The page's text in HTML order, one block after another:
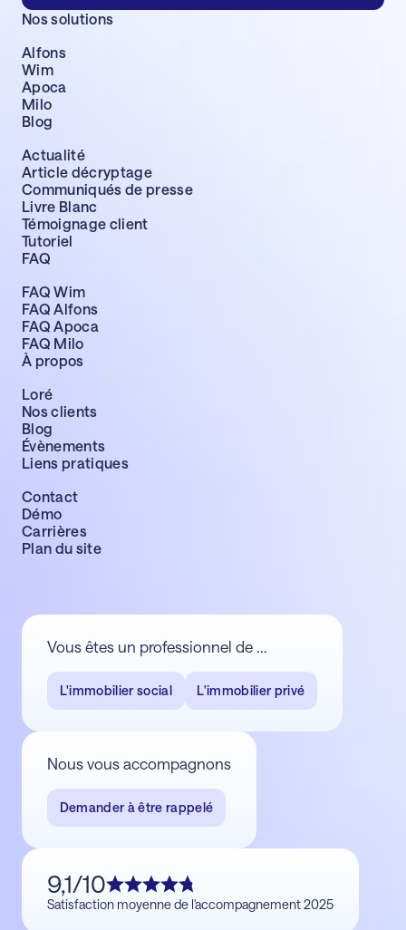
Nos solutions
Alfons
Wim
Apoca
Milo
Blog
Actualité
Article décryptage
Communiqués de presse
Livre Blanc
Témoignage client
Tutoriel
FAQ
FAQ Wim
FAQ Alfons
FAQ Apoca
FAQ Milo
À propos
Loré
Nos clients
Blog
Évènements
Liens pratiques
Contact
Démo
Carrières
Plan du site
Vous êtes un professionnel de ...
L'immobilier social L'immobilier privé
Nous vous accompagnons
Demander à être rappelé
9,1/10
Satisfaction moyenne de l'accompagnement 2025